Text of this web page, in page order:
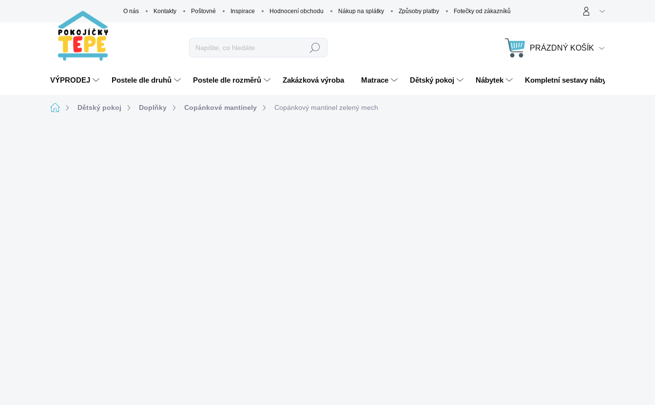
O nás Kontakty Poštovné Inspirace Hodnocení obchodu Nákup na splátky Způsoby platby Fotečky od zákazníků
Hledat
NÁKUPNÍ
PRÁZDNÝ KOŠÍK
VÝPRODEJ Postele dle druhů Postele dle rozměrů Zakázková výroba Matrace Dětský pokoj Nábytek Kompletní sestavy nábytku
DomůDětský pokoj Doplňky Copánkové mantinely Copánkový mantinel zelený mech